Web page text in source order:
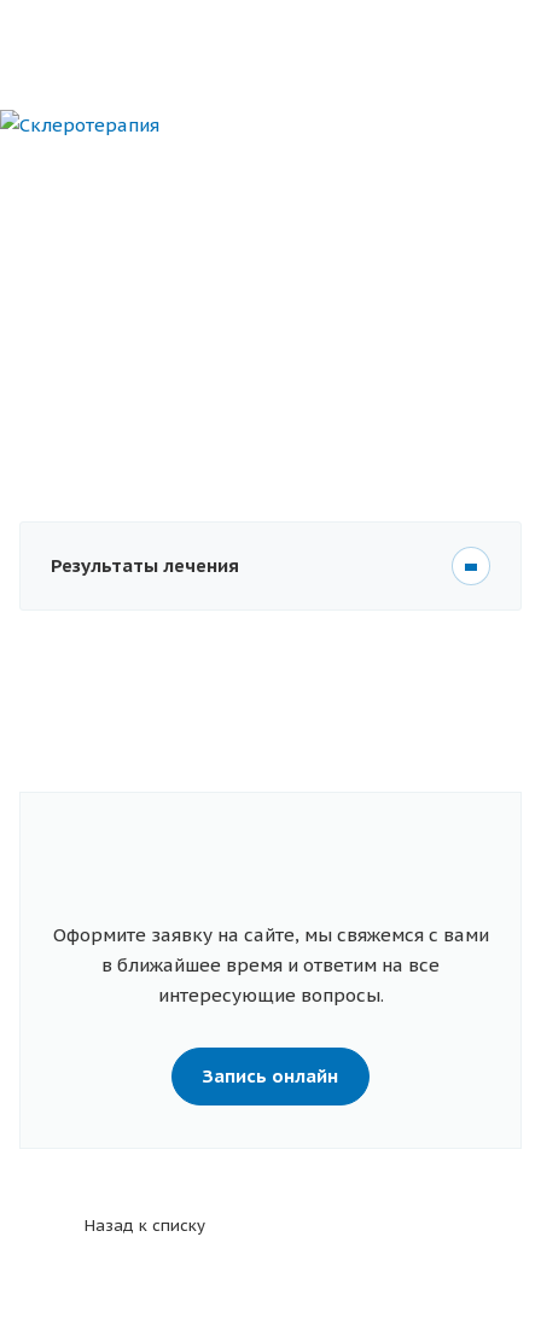
Результаты лечения
Оформите заявку на сайте, мы свяжемся с вами
в ближайшее время и ответим на все
интересующие вопросы.
Запись онлайн
Назад к списку